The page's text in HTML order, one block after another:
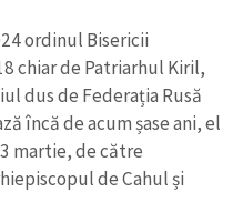
ordinul Bisericii
chiar de Patriarhul Kiril,
dus de Federația Rusă
încă de acum șase ani, el
martie, de către
de Cahul și